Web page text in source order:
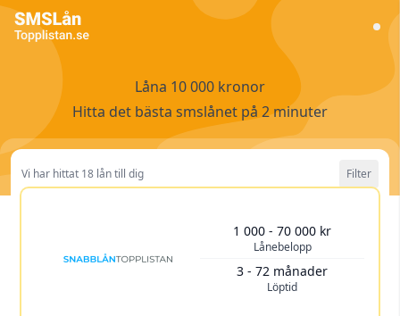
Låna 10 000 kronor
Hitta det bästa smslånet på 2 minuter
Vi har hittat 18 lån till dig Filter
800 000 kr
Löptid
Lånebelopp
1 000 - 70 000 kr
Löptid
3 - 72 månader